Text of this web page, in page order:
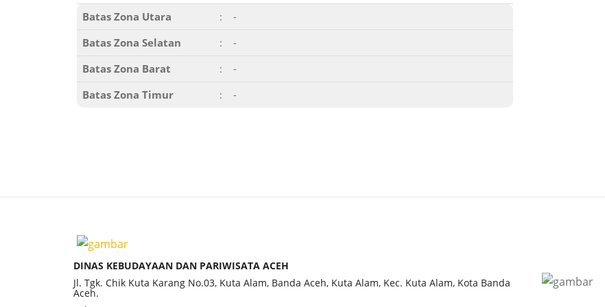
Batas Zona Utara :
-
Batas Zona Selatan
:
-
Batas Zona Barat
:
-
Batas Zona Timur
: -
DINAS KEBUDAYAAN DAN PARIWISATA ACEH
Jl. Tgk. Chik Kuta Karang No.03, Kuta Alam, Banda Aceh, Kuta Alam, Kec. Kuta Alam, Kota Banda
Aceh.